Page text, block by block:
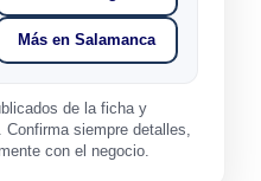
Más en Salamanca
de la ficha y
siempre detalles,
con el negocio.